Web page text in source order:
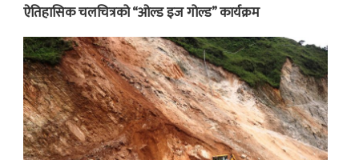
ऐतिहासिक चलचित्रको “ओल्ड इज गोल्ड” कार्यक्रम